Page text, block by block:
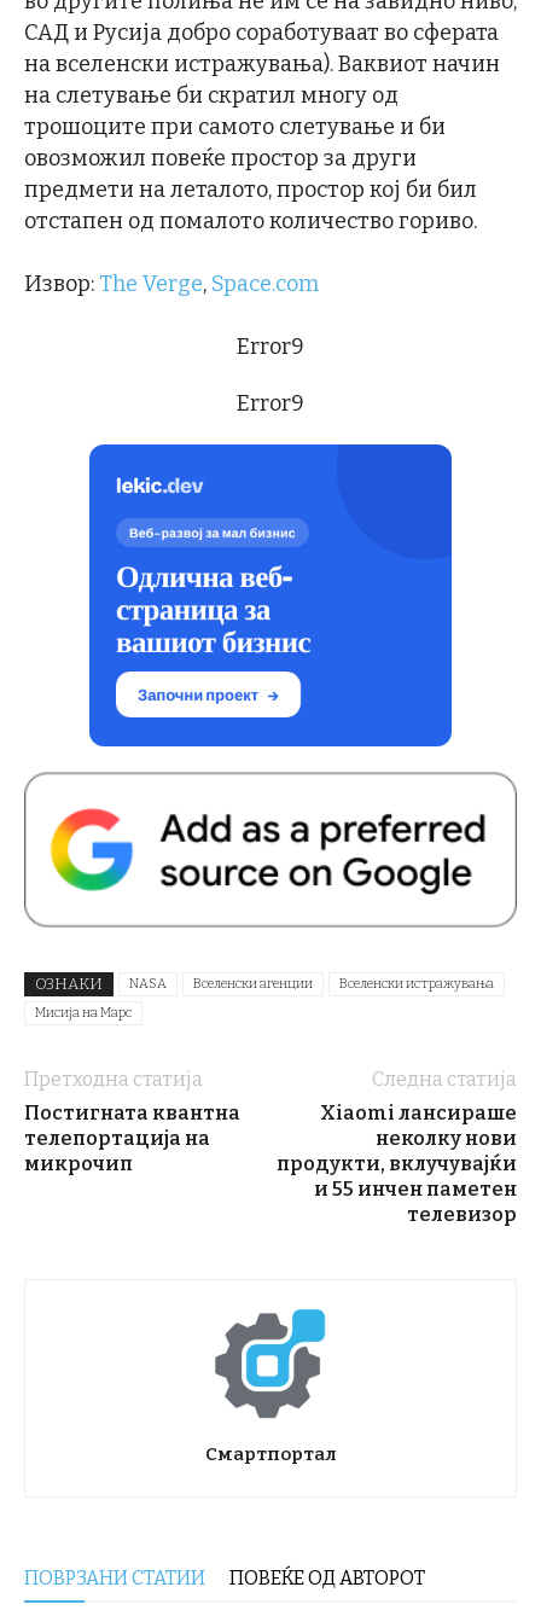
САД и Русија добро соработуваат во сферата
на вселенски истражувања). Ваквиот начин
на слетување би скратил многу од
трошоците при самото слетување и би
овозможил повеќе простор за други
предмети на леталото, простор кој би бил
отстапен од помалото количество гориво.
Извор: The Verge, Space.com
Error9
Error9
ОЗНАКИ NASA Вселенски агенции
Вселенски истражувања
Мисија на Марс
Претходна статија
Постигната квантна
телепортација на
микрочип
Следна статија
Xiaomi лансираше
неколку нови
продукти, вклучувајќи
и 55 инчен паметен
телевизор
Смартпортал
ПОВРЗАНИ СТАТИИ ПОВЕЌЕ ОД АВТОРОТ